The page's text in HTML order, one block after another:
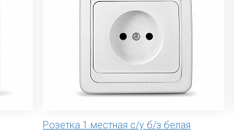
Розетка 1 местная с/у б/з белая